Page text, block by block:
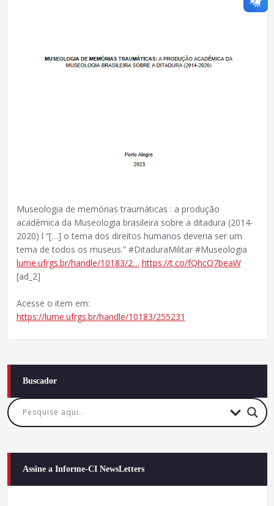
Museologia de memórias traumáticas : a produção
acadêmica da Museologia brasileira sobre a ditadura (2014-
2020) l “[…] o tema dos direitos humanos deveria ser um
tema de todos os museus.” #DitaduraMilitar #Museologia
lume.ufrgs.br/handle/10183/2… https://t.co/fQhcQ7beaW
[ad_2]
Acesse o item em:
https://lume.ufrgs.br/handle/10183/255231
Buscador
Assine a Informe-CI NewsLetters